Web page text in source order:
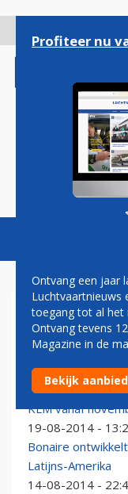
gaan
Magazine
KLM
Betere controle
19-08-2014 -
KLM vanaf
19-08-2014 -
Bonaire
Latijns-Amerika
14-08-2014 -
Profiteer nu
Ontvang een jaar
Luchtvaartnieuws
toegang tot al het
Ontvang tevens
Magazine in de
Bekijk